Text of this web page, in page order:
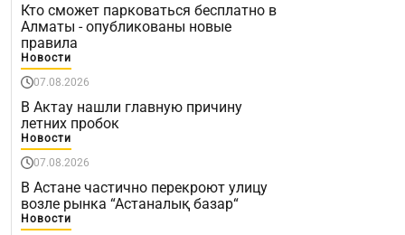
Кто сможет парковаться бесплатно в
Алматы - опубликованы новые
правила
Новости
07.08.2026
В Актау нашли главную причину
летних пробок
Новости
07.08.2026
В Астане частично перекроют улицу
возле рынка “Астаналық базар“
Новости